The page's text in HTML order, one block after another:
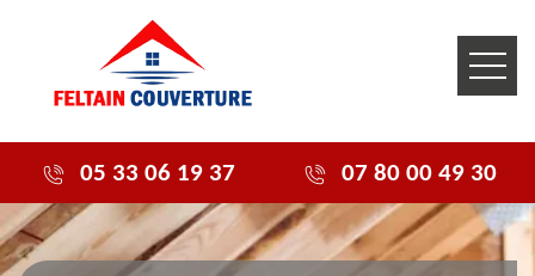
05 33 06 19 37 07 80 00 49 30